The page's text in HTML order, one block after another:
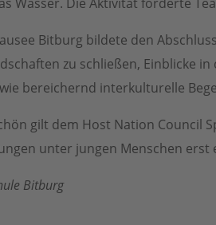
Wasser. Die Aktivität förderte
Bitburg bildete den
zu schließen, Einblicke
bereichernd interkulturelle
gilt dem Host Nation Council
unter jungen Menschen erst
Bitburg